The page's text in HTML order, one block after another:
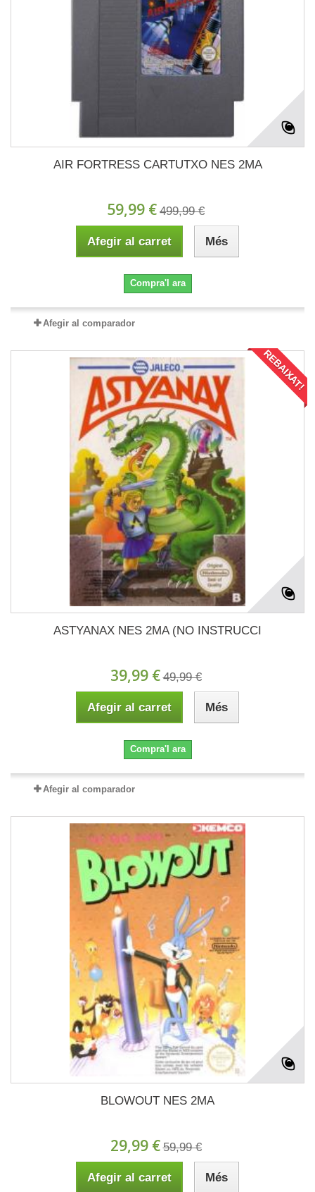
AIR FORTRESS CARTUTXO NES 2MA
59,99 € 499,99 €
Afegir al carret Més
Compra'l ara
Afegir al comparador
REBAIXAT!
ASTYANAX NES 2MA (NO INSTRUCCI
39,99 € 49,99 €
Afegir al carret Més
Compra'l ara
Afegir al comparador
BLOWOUT NES 2MA
29,99 € 59,99 €
Afegir al carret Més